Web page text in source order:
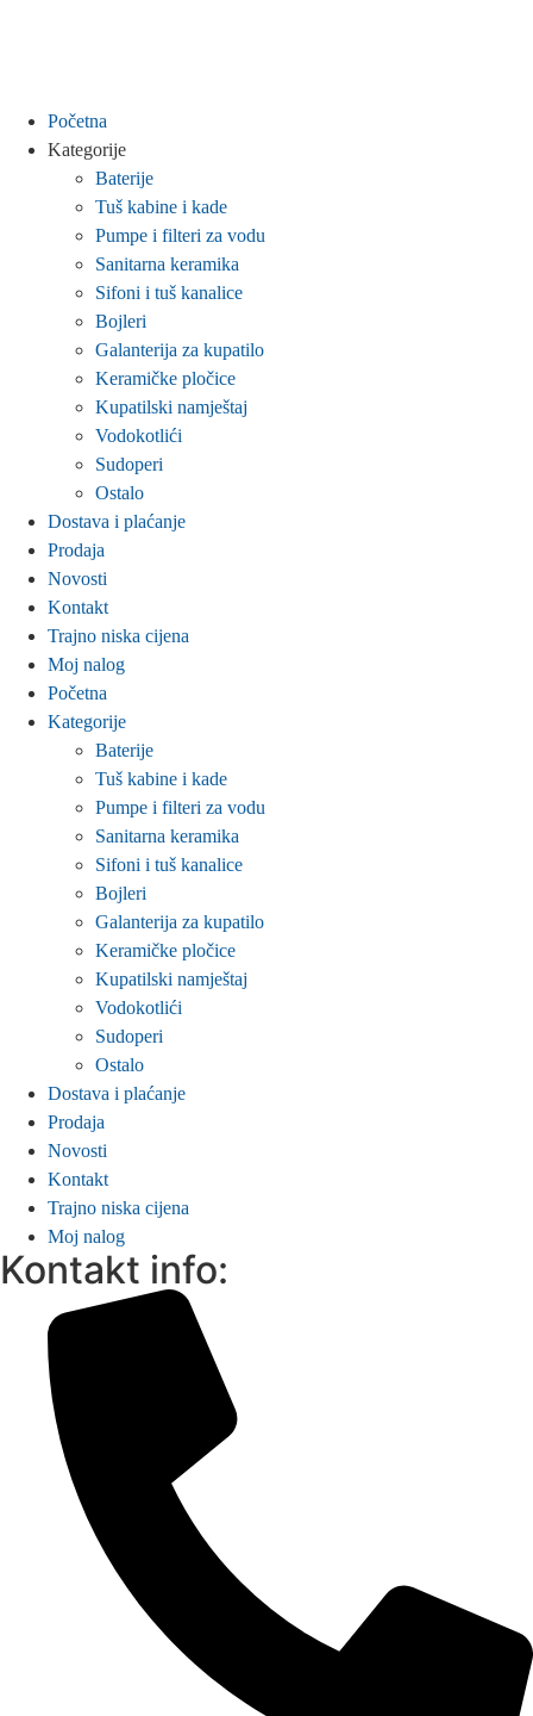
Početna
Kategorije
Baterije
Tuš kabine i kade
Pumpe i filteri za vodu
Sanitarna keramika
Sifoni i tuš kanalice
Bojleri
Galanterija za kupatilo
Keramičke pločice
Kupatilski namještaj
Vodokotlići
Sudoperi
Ostalo
Dostava i plaćanje
Prodaja
Novosti
Kontakt
Trajno niska cijena
Moj nalog
Početna
Kategorije
Baterije
Tuš kabine i kade
Pumpe i filteri za vodu
Sanitarna keramika
Sifoni i tuš kanalice
Bojleri
Galanterija za kupatilo
Keramičke pločice
Kupatilski namještaj
Vodokotlići
Sudoperi
Ostalo
Dostava i plaćanje
Prodaja
Novosti
Kontakt
Trajno niska cijena
Moj nalog
Kontakt info: